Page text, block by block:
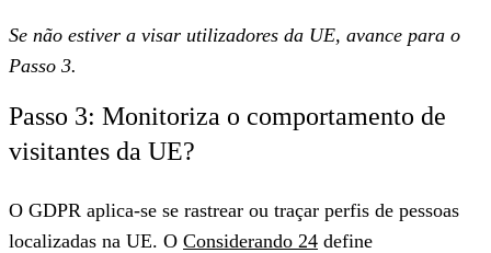
Se não estiver a visar utilizadores da UE, avance para o
Passo 3.
Passo 3: Monitoriza o comportamento de
visitantes da UE?
O GDPR aplica-se se rastrear ou traçar perfis de pessoas
localizadas na UE. O Considerando 24 define